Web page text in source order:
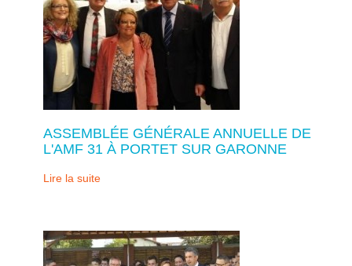
ASSEMBLÉE GÉNÉRALE ANNUELLE DE
L'AMF 31 À PORTET SUR GARONNE
Lire la suite